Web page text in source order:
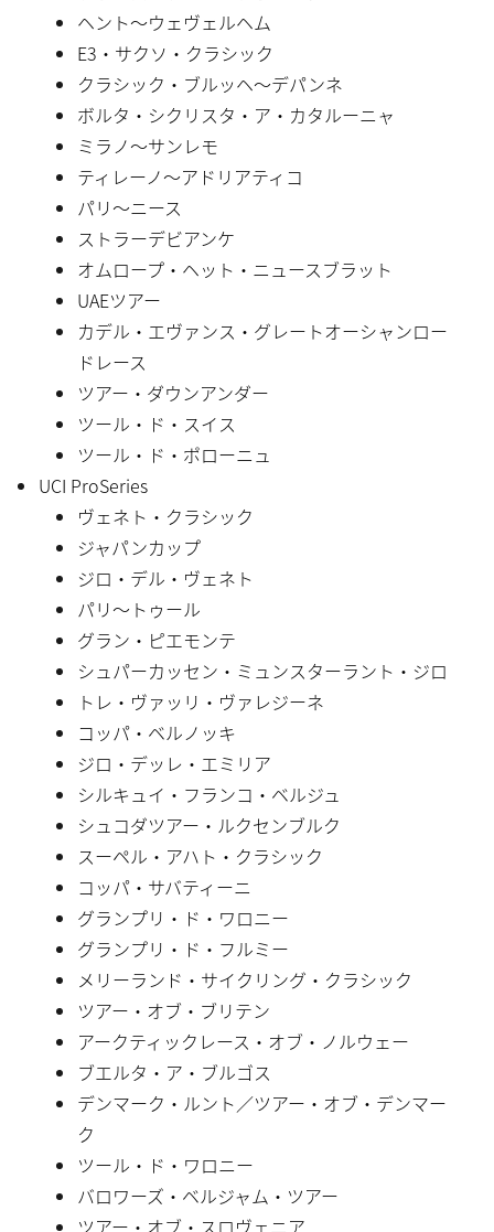
ヘント〜ウェヴェルヘム
E3・サクソ・クラシック
クラシック・ブルッヘ〜デパンネ
ボルタ・シクリスタ・ア・カタルーニャ
ミラノ〜サンレモ
ティレーノ〜アドリアティコ
パリ〜ニース
ストラーデビアンケ
オムロープ・ヘット・ニュースブラット
UAEツアー
カデル・エヴァンス・グレートオーシャンロー
ドレース
ツアー・ダウンアンダー
ツール・ド・スイス
ツール・ド・ポローニュ
UCI ProSeries
ヴェネト・クラシック
ジャパンカップ
ジロ・デル・ヴェネト
パリ〜トゥール
グラン・ピエモンテ
シュパーカッセン・ミュンスターラント・ジロ
トレ・ヴァッリ・ヴァレジーネ
コッパ・ベルノッキ
ジロ・デッレ・エミリア
シルキュイ・フランコ・ベルジュ
シュコダツアー・ルクセンブルク
スーペル・アハト・クラシック
コッパ・サバティーニ
グランプリ・ド・ワロニー
グランプリ・ド・フルミー
メリーランド・サイクリング・クラシック
ツアー・オブ・ブリテン
アークティックレース・オブ・ノルウェー
ブエルタ・ア・ブルゴス
デンマーク・ルント／ツアー・オブ・デンマー
ク
ツール・ド・ワロニー
バロワーズ・ベルジャム・ツアー
ツアー・オブ・スロヴェニア